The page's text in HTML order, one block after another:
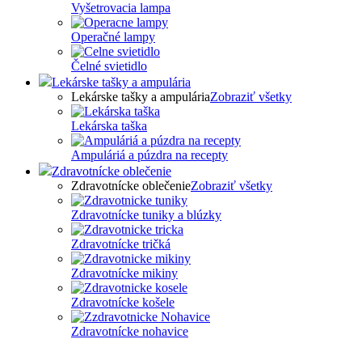
Vyšetrovacia lampa
Operačné lampy
Čelné svietidlo
Lekárske tašky a ampulária
Lekárske tašky a ampuláriaZobraziť všetky
Lekárska taška
Ampuláriá a púzdra na recepty
Zdravotnícke oblečenie
Zdravotnícke oblečenieZobraziť všetky
Zdravotnícke tuniky a blúzky
Zdravotnícke tričká
Zdravotnícke mikiny
Zdravotnícke košele
Zdravotnícke nohavice